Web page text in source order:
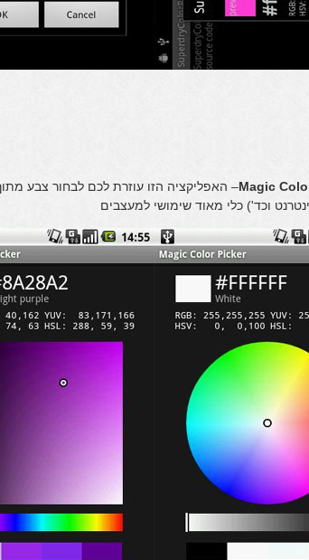
– האפליקציה הזו עוזרת לכם לבחור צבע
וכד') כלי מאוד שימושי למעצבים